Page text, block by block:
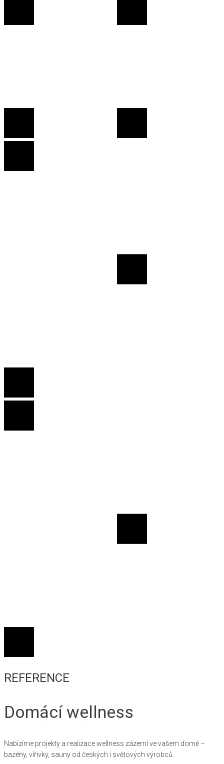
REFERENCE
Domácí wellness
Nabízíme projekty a realizace wellness zázemí ve vašem domě –
bazény, vířivky, sauny od českých i světových výrobců.